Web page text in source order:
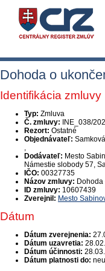
Dohoda o
Identifikácia zmluvy
Typ: Zmluva
Č. zmluvy:
INE_038/
Rezort: Ostatné
Objednávateľ:
,
Dodávateľ: Mesto
Námestie slobody 57,
IČO: 00327735
Názov zmluvy:
ID zmluvy: 10607439
Zverejnil: Mesto
Dátum
Dátum zverejnenia:
Dátum uzavretia:
Dátum účinnosti:
Dátum platnosti do: